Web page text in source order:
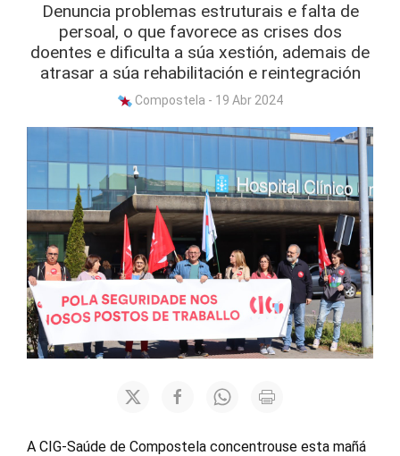
Denuncia problemas estruturais e falta de
persoal, o que favorece as crises dos
doentes e dificulta a súa xestión, ademais de
atrasar a súa rehabilitación e reintegración
Compostela - 19 Abr 2024
A CIG-Saúde de Compostela concentrouse esta mañá